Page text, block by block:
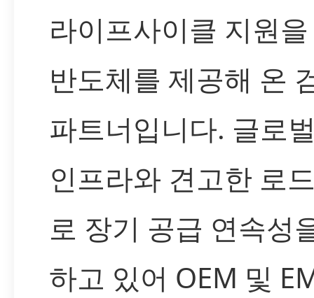
라이프사이클 지원
반도체를 제공해 온
파트너입니다. 글로
인프라와 견고한 로
로 장기 공급 연속성
하고 있어 OEM 및